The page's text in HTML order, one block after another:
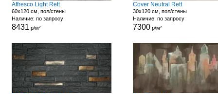
Affresco Light Rett
60x120 см, пол/стены
Наличие: по запросу
8431 р/м²
Cover Neutral Rett
30x120 см, пол/стены
Наличие: по запросу
7300р/м²